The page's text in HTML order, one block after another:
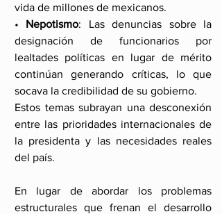
vida de millones de mexicanos.
• Nepotismo: Las denuncias sobre la
designación de funcionarios por
lealtades políticas en lugar de mérito
continúan generando críticas, lo que
socava la credibilidad de su gobierno.
Estos temas subrayan una desconexión
entre las prioridades internacionales de
la presidenta y las necesidades reales
del país.
En lugar de abordar los problemas
estructurales que frenan el desarrollo